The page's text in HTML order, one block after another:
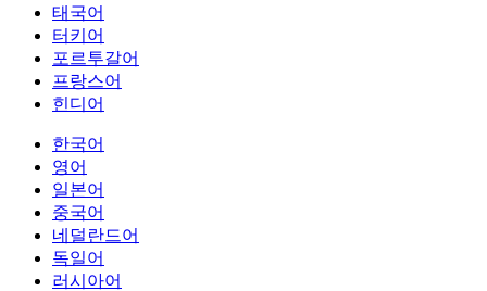
태국어
터키어
포르투갈어
프랑스어
힌디어
한국어
영어
일본어
중국어
네덜란드어
독일어
러시아어